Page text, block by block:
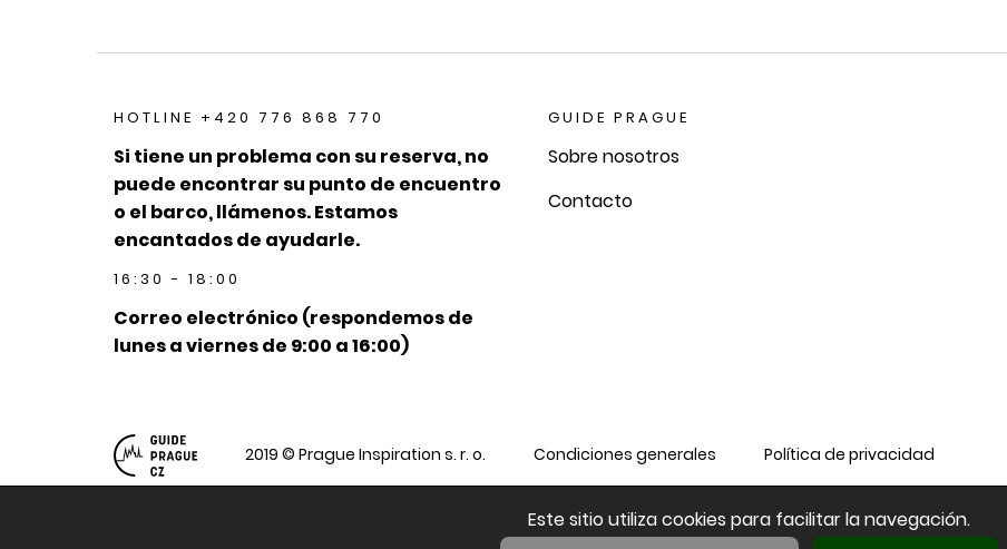
HOTLINE +420 776 868 770
Si tiene un problema con su reserva, no
puede encontrar su punto de encuentro
o el barco, llámenos. Estamos
encantados de ayudarle.
16:30 - 18:00
Correo electrónico (respondemos de
lunes a viernes de 9:00 a 16:00)
GUIDE PRAGUE
Sobre nosotros
Contacto
2019 © Prague Inspiration s. r. o. Condiciones generales Política de privacidad
Este sitio utiliza cookies para facilitar la navegación.